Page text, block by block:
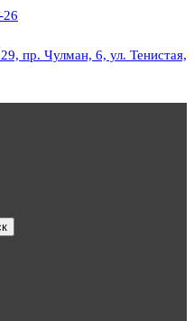
26
пр. Чулман, 6, ул. Тенистая,